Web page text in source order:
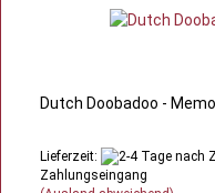
Dutch Doobadoo -
Lieferzeit:
Zahlungseingang